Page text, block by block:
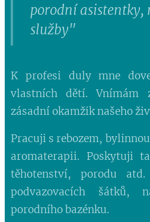
porodní asistentky,
služby"
K profesi duly mne
vlastních dětí. Vnímám
zásadní okamžik našeho
Pracuji s rebozem,
aromaterapii. Poskytuji
těhotenství, porodu atd.
podvazovacích šátků,
porodního bazénku.